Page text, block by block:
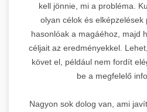
kell jönnie, mi a probléma.
olyan célok és elképzelések
hasonlóak a magáéhoz, majd
céljait az eredményekkel.
követ el, például nem fordít
be a megfelelő
Nagyon sok dolog van, ami